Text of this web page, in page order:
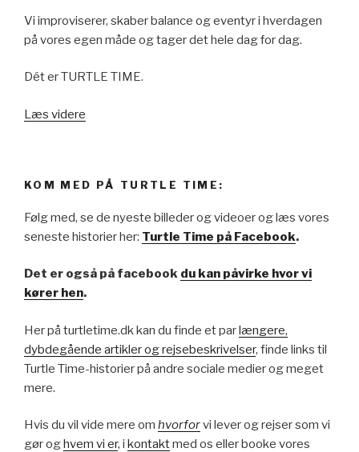
Vi improviserer, skaber balance og eventyr i hverdagen
på vores egen måde og tager det hele dag for dag.
Dét er TURTLE TIME.
Læs videre
KOM MED PÅ TURTLE TIME:
Følg med, se de nyeste billeder og videoer og læs vores
seneste historier her: Turtle Time på Facebook.
Det er også på facebook du kan påvirke hvor vi
kører hen.
Her på turtletime.dk kan du finde et parlængere,
dybdegående artikler og rejsebeskrivelser, finde links til
Turtle Time-historier på andre sociale medier og meget
mere.
Hvis du vil vide mere om hvorforvi lever og rejser som vi
gør oghvem vi er, i kontaktmed os eller booke vores